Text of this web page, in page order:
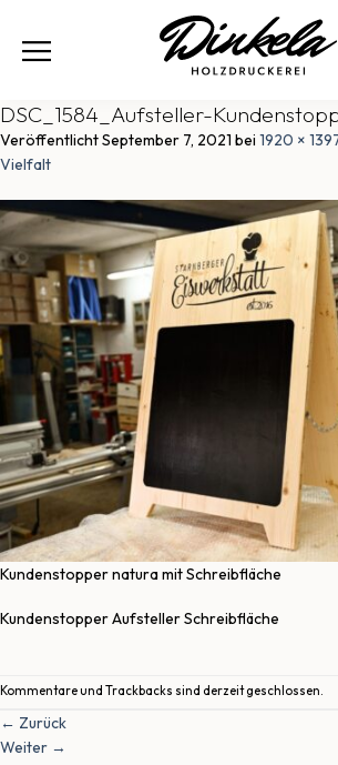
DSC_1584_Aufsteller-
VeröffentlichtSeptember 7, 2021 bei 1920 ×
Vielfalt
Kundenstopper natura mit Schreibfläche
Kundenstopper Aufsteller Schreibfläche
Kommentare und Trackbacks sind derzeit geschlossen.
← Zurück
Weiter →